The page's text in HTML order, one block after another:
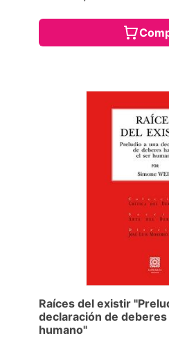
Raíces del existir
declaración de
humano"